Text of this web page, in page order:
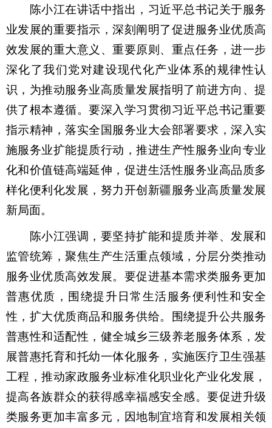
陈小江在讲话中指出，习近平总书记关于服务
业发展的重要指示，深刻阐明了促进服务业优质高
效发展的重大意义、重要原则、重点任务，进一步
深化了我们党对建设现代化产业体系的规律性认
识，为推动服务业高质量发展指明了前进方向、提
供了根本遵循。要深入学习贯彻习近平总书记重要
指示精神，落实全国服务业大会部署要求，深入实
施服务业扩能提质行动，推进生产性服务业向专业
化和价值链高端延伸，促进生活性服务业高品质多
样化便利化发展，努力开创新疆服务业高质量发展
新局面。
陈小江强调，要坚持扩能和提质并举、发展和
监管统筹，聚焦生产生活重点领域，分层分类推动
服务业优质高效发展。要促进基本需求类服务更加
普惠优质，围绕提升日常生活服务便利性和安全
性，扩大优质商品和服务供给。围绕提升公共服务
普惠性和适配性，健全城乡三级养老服务体系，发
展普惠托育和托幼一体化服务，实施医疗卫生强基
工程，推动家政服务业标准化职业化产业化发展，
提高各族群众的获得感幸福感安全感。要促进升级
类服务更加丰富多元，因地制宜培育和发展相关领